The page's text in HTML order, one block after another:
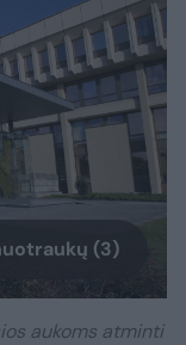
(3)
aukoms atminti